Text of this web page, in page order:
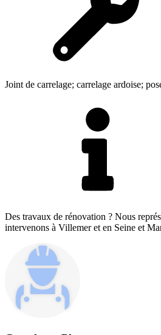
Joint de carrelage; carrelage ardoise;
Des travaux de rénovation ? Nous
intervenons à Villemer et en Seine et